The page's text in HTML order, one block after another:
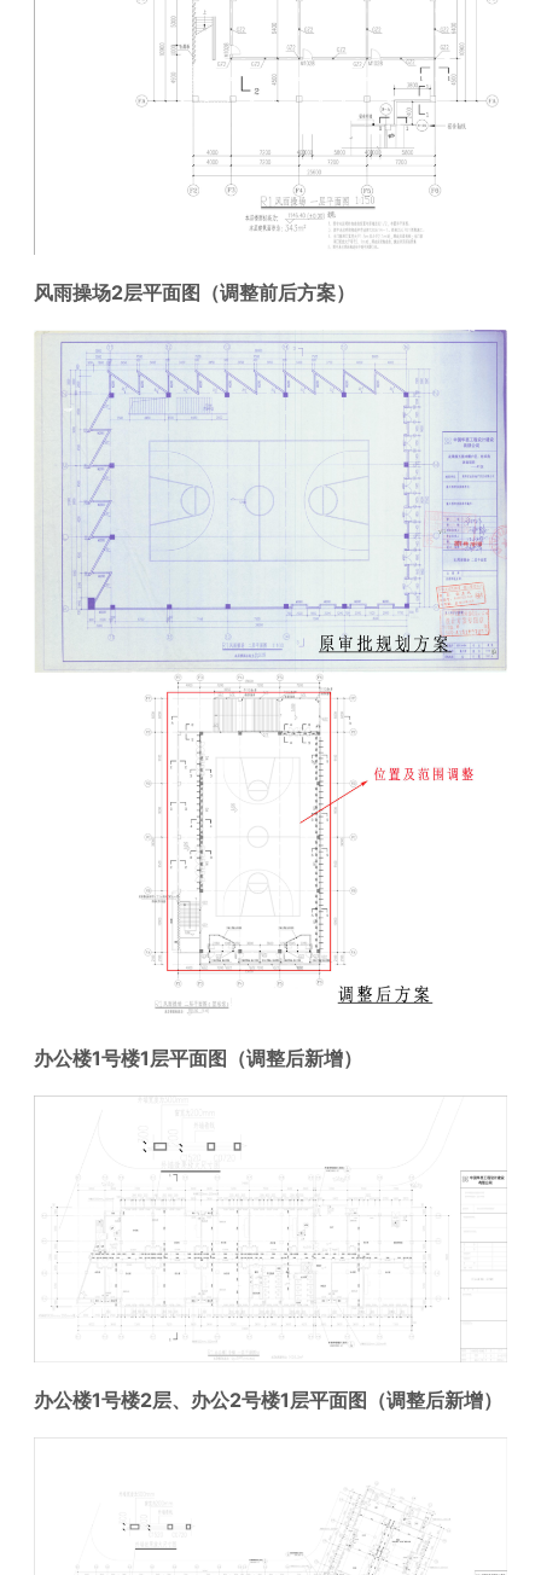
风雨操场2层平面图 （调整前后方案）
办公楼1号楼1层平面图 （调整后新增）
办公楼1号楼2层、办公2号楼1层平面图 （调整后新增）